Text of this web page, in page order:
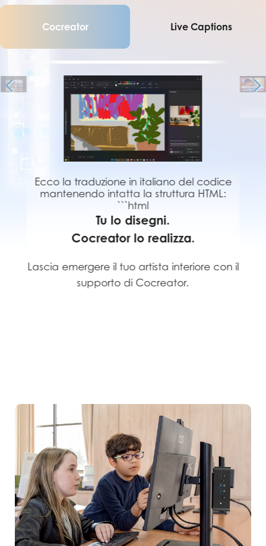
Cocreator Live Captions
Ecco la traduzione in italiano del codice
mantenendo intatta la struttura HTML:
```html
Tu lo disegni.
Cocreator lo realizza.
Lascia emergere il tuo artista interiore con il
supporto di Cocreator.